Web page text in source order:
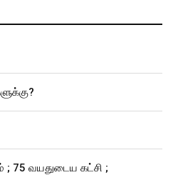
; 75 வயதுடைய கட்சி ;